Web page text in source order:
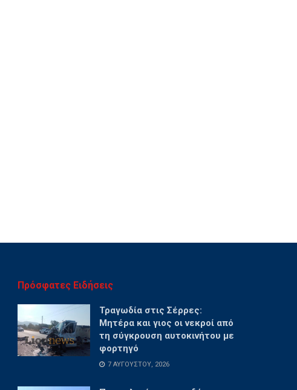
Πρόσφατες Ειδήσεις
Τραγωδία στις Σέρρες:
Μητέρα και γιος οι νεκροί από
τη σύγκρουση αυτοκινήτου με
φορτηγό
7 ΑΥΓΟΎΣΤΟΥ, 2026